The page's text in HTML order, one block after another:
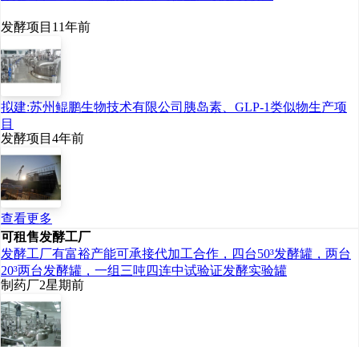
发酵项目 11年前
拟建:苏州鲲鹏生物技术有限公司胰岛素、GLP-1类似物生产项
目
发酵项目 4年前
查看更多
可租售发酵工厂
发酵工厂有富裕产能可承接代加工合作，四台50³发酵罐，两台
20³两台发酵罐，一组三吨四连中试验证发酵实验罐
制药厂2星期前